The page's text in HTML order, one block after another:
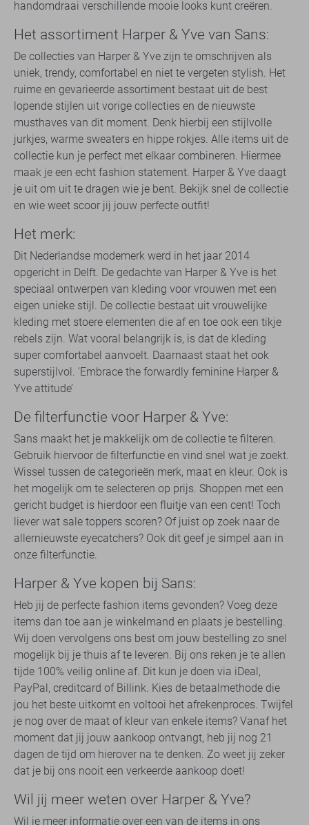
handomdraai verschillende mooie looks kunt creëren.
Het assortiment Harper & Yve van Sans:
De collecties van Harper & Yve zijn te omschrijven als
uniek, trendy, comfortabel en niet te vergeten stylish. Het
ruime en gevarieerde assortiment bestaat uit de best
lopende stijlen uit vorige collecties en de nieuwste
musthaves van dit moment. Denk hierbij een stijlvolle
jurkjes, warme sweaters en hippe rokjes. Alle items uit de
collectie kun je perfect met elkaar combineren. Hiermee
maak je een echt fashion statement. Harper & Yve daagt
je uit om uit te dragen wie je bent. Bekijk snel de collectie
en wie weet scoor jij jouw perfecte outfit!
Het merk:
Dit Nederlandse modemerk werd in het jaar 2014
opgericht in Delft. De gedachte van Harper & Yve is het
speciaal ontwerpen van kleding voor vrouwen met een
eigen unieke stijl. De collectie bestaat uit vrouwelijke
kleding met stoere elementen die af en toe ook een tikje
rebels zijn. Wat vooral belangrijk is, is dat de kleding
super comfortabel aanvoelt. Daarnaast staat het ook
superstijlvol. ‘Embrace the forwardly feminine Harper &
Yve attitude’
De filterfunctie voor Harper & Yve:
Sans maakt het je makkelijk om de collectie te filteren.
Gebruik hiervoor de filterfunctie en vind snel wat je zoekt.
Wissel tussen de categorieën merk, maat en kleur. Ook is
het mogelijk om te selecteren op prijs. Shoppen met een
gericht budget is hierdoor een fluitje van een cent! Toch
liever wat sale toppers scoren? Of juist op zoek naar de
allernieuwste eyecatchers? Ook dit geef je simpel aan in
onze filterfunctie.
Harper & Yve kopen bij Sans:
Heb jij de perfecte fashion items gevonden? Voeg deze
items dan toe aan je winkelmand en plaats je bestelling.
Wij doen vervolgens ons best om jouw bestelling zo snel
mogelijk bij je thuis af te leveren. Bij ons reken je te allen
tijde 100% veilig online af. Dit kun je doen via iDeal,
PayPal, creditcard of Billink. Kies de betaalmethode die
jou het beste uitkomt en voltooi het afrekenproces. Twijfel
je nog over de maat of kleur van enkele items? Vanaf het
moment dat jij jouw aankoop ontvangt, heb jij nog 21
dagen de tijd om hierover na te denken. Zo weet jij zeker
dat je bij ons nooit een verkeerde aankoop doet!
Wil jij meer weten over Harper & Yve?
Wil je meer informatie over een van de items in ons